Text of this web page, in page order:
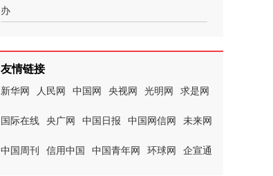
办
友情链接
新华网 人民网 中国网 央视网 光明网 求是网
国际在线 央广网 中国日报 中国网信网 未来网
中国周刊 信用中国 中国青年网 环球网 企宣通